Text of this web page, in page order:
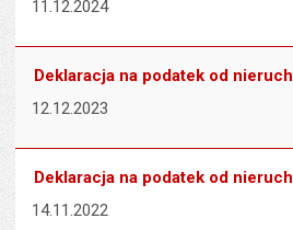
11.12.2024
Deklaracja na podatek od
12.12.2023
Deklaracja na podatek od
14.11.2022